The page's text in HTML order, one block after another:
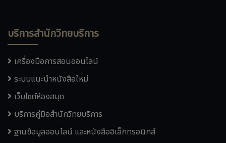
บริการสำนักวิทยบริการ
เครื่องมือการสอนออนไลน์
ระบบแนะนำหนังสือใหม่
เว็บไซต์ห้องสมุด
บริการคู่มือสำนักวิทยบริการ
ฐานข้อมูลออนไลน์ และหนังสืออิเล็กทรอนิกส์